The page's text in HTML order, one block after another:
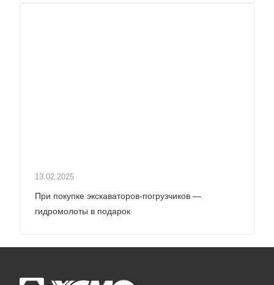
13.02.2025
При покупке экскаваторов-погрузчиков —
гидромолоты в подарок